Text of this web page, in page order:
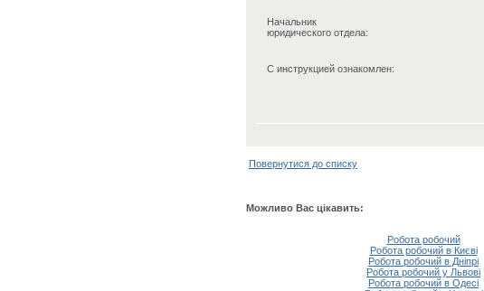
Начальник
юридического отдела:
С инструкцией ознакомлен:
Повернутися до списку
Можливо Вас цікавить:
Робота робочий
Робота робочий в Києві
Робота робочий в Дніпрі
Робота робочий у Львові
Робота робочий в Одесі